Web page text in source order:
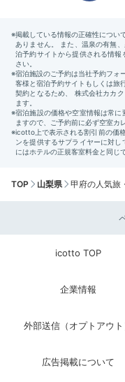
TOP 山梨県 甲府の人気旅
icotto TOP
企業情報
外部送信（オプトアウト
広告掲載について